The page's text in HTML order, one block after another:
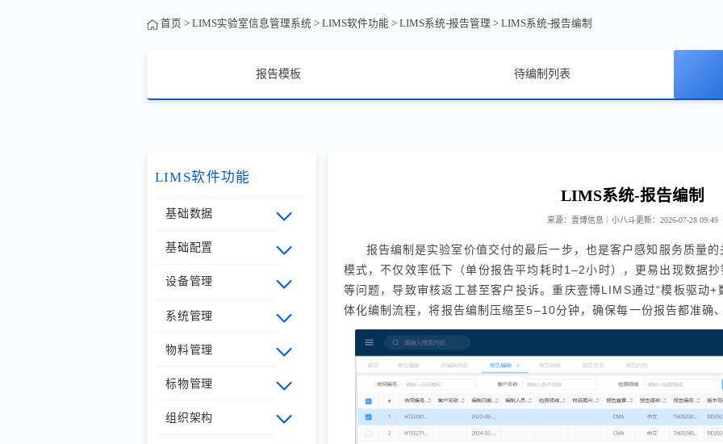
首页 > LIMS实验室信息管理系统 > LIMS软件功能 > LIMS系统-报告管理 > LIMS系统-报告编制
报告模板 待编制列表
LIMS系统-报告编制
来源：壹博信息｜小八斗更新：2026-07-28 09:49
报告编制是实验室价值交付的最后一步，也是客户感知服务质量
模式，不仅效率低下（单份报告平均耗时1–2小时），更易出现数据
等问题，导致审核返工甚至客户投诉。重庆壹博LIMS通过“模板驱动
体化编制流程，将报告编制压缩至5–10分钟，确保每一份报告都准确
LIMS软件功能
基础数据
基础配置
设备管理
系统管理
物料管理
标物管理
组织架构